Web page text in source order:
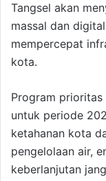
Tangsel akan
massal dan
mempercepat
kota.
Program
untuk periode
ketahanan kota
pengelolaan air,
keberlanjutan